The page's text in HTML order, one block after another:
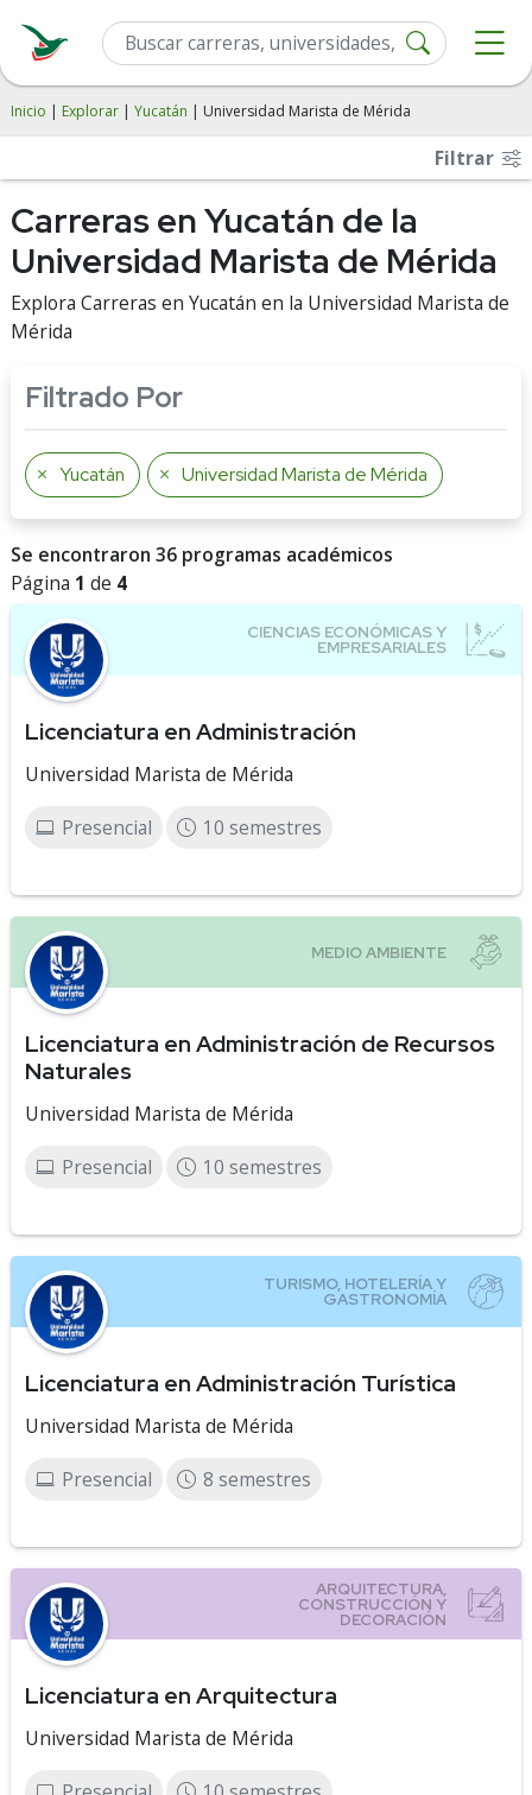
Inicio | Explorar | Yucatán | Universidad Marista de Mérida
Filtrar
Carreras en Yucatán de la
Universidad Marista de Mérida
Explora Carreras en Yucatán en la Universidad Marista de
Mérida
Filtrado Por
Yucatán Universidad Marista de Mérida
Se encontraron 36 programas académicos
Página 1 de 4
Licenciatura en Administración
Universidad Marista de Mérida
Presencial 10 semestres
Licenciatura en Administración de Recursos
Naturales
Universidad Marista de Mérida
Presencial 10 semestres
Licenciatura en Administración Turística
Universidad Marista de Mérida
Presencial 8 semestres
Licenciatura en Arquitectura
Universidad Marista de Mérida